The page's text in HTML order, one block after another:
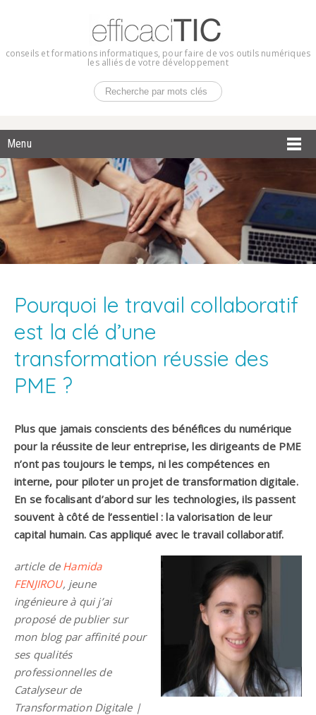
conseils et formations informatiques, pour faire de vos outils numériques
les alliés de votre développement
Menu
Pourquoi le travail collaboratif
est la clé d’une
transformation réussie des
PME ?
Plus que jamais conscients des bénéfices du numérique
pour la réussite de leur entreprise, les dirigeants de PME
n’ont pas toujours le temps, ni les compétences en
interne, pour piloter un projet de transformation digitale.
En se focalisant d’abord sur les technologies, ils passent
souvent à côté de l’essentiel : la valorisation de leur
capital humain. Cas appliqué avec le travail collaboratif.
article de Hamida
FENJIROU, jeune
ingénieure à qui j’ai
proposé de publier sur
mon blog par affinité pour
ses qualités
professionnelles de
Catalyseur de
Transformation Digitale |